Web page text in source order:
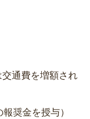
通費を増額され
奨金を授与）